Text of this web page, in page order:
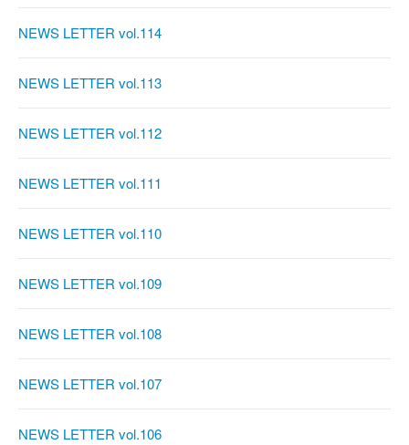
NEWS LETTER vol.114
NEWS LETTER vol.113
NEWS LETTER vol.112
NEWS LETTER vol.111
NEWS LETTER vol.110
NEWS LETTER vol.109
NEWS LETTER vol.108
NEWS LETTER vol.107
NEWS LETTER vol.106